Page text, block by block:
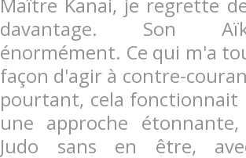
Maître Kanai, je regrette
davantage. Son
énormément. Ce qui m'a
façon d'agir à contre-
pourtant, cela
une approche
Judo sans en être,